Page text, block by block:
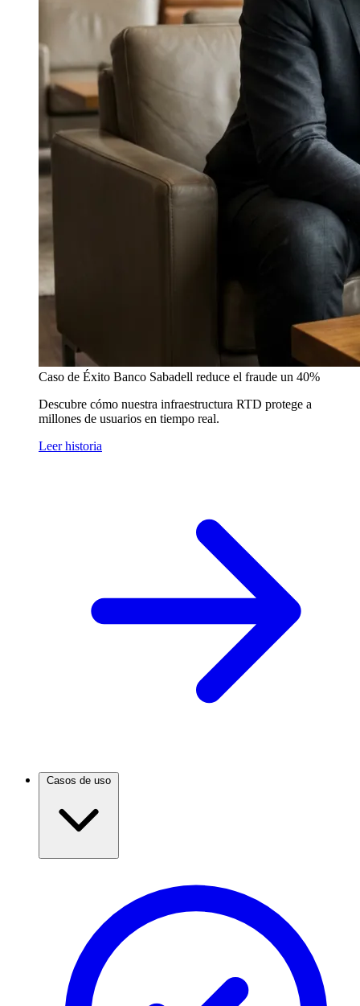
Caso de Éxito Banco Sabadell reduce el fraude un 40%
Descubre cómo nuestra infraestructura RTD protege a
millones de usuarios en tiempo real.
Leer historia
Casos de uso